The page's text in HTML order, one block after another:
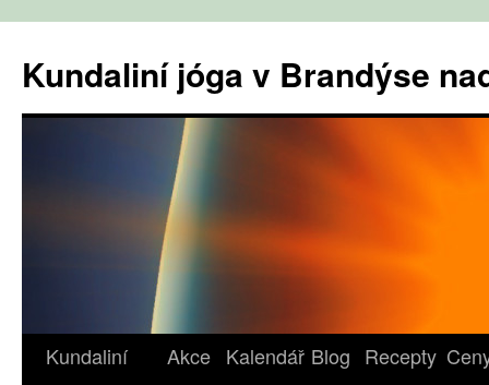
obsahu
webu
Kundaliní jóga v Brandýse
Kundaliní
Akce Kalendář Blog Recepty